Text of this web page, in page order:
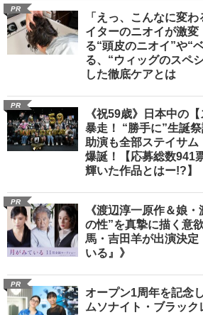
PR
「えっ、こんなに変
イターのニオイが激
る“頭皮のニオイ”や“
る、“ウィッグのスペ
した徹底ケアとは
PR
《祝59歳》日本中の
暴走！ “勝手に”生誕
助演も全部ステイサム
爆誕！【応募総数941
輝いた作品とはー!?】
PR
《渡辺淳一原作＆娘
の性”を真摯に描く意
馬・吉田羊が出演決定
いる』》
PR
オープン1周年を記念
ムソナイト・ブラック